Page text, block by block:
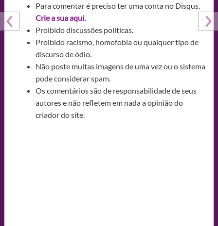
Para comentar é preciso ter uma conta no Disqus.
Crie a sua aqui.
Proibido discussões políticas.
Proibido racismo, homofobia ou qualquer tipo de
discurso de ódio.
Não poste muitas imagens de uma vez ou o sistema
pode considerar spam.
Os comentários são de responsabilidade de seus
autores e não refletem em nada a opinião do
criador do site.